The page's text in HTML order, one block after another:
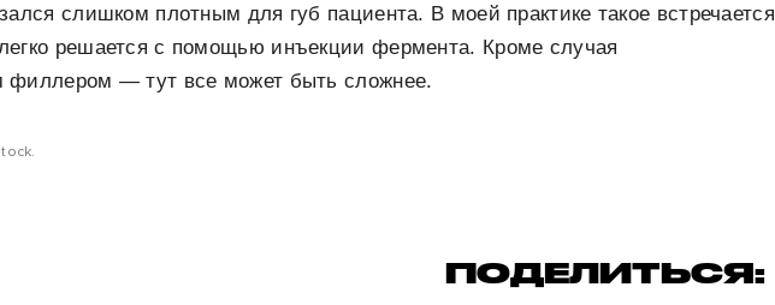
слишком плотным для губ пациента. В моей практике такое встречается
решается с помощью инъекции фермента. Кроме случая
филлером — тут все может быть сложнее.
ПОДЕЛИТЬСЯ: